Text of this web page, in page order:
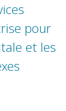
pour
et les